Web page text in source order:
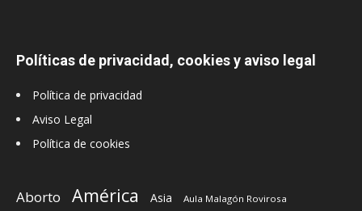
Políticas de privacidad, cookies y aviso legal
Política de privacidad
Aviso Legal
Política de cookies
Aborto América Asia Aula Malagón Rovirosa